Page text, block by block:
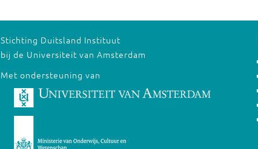
Stichting Duitsland Instituut
bij de Universiteit van Amsterdam
Met ondersteuning van